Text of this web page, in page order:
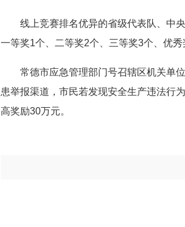
线上竞赛排名优异的省级代表队、中
一等奖1个、二等奖2个、三等奖3个、优
常德市应急管理部门号召辖区机关单
患举报渠道，市民若发现安全生产违法行
高奖励30万元。